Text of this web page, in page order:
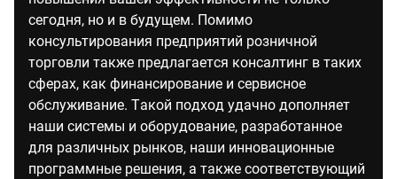
сегодня, но и в будущем. Помимо
консультирования предприятий розничной
торговли также предлагается консалтинг в таких
сферах, как финансирование и сервисное
обслуживание. Такой подход удачно дополняет
наши системы и оборудование, разработанное
для различных рынков, наши инновационные
программные решения, а также соответствующий